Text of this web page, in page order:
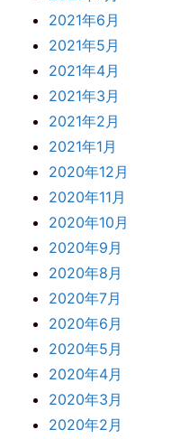
2021年6月
2021年5月
2021年4月
2021年3月
2021年2月
2021年1月
2020年12月
2020年11月
2020年10月
2020年9月
2020年8月
2020年7月
2020年6月
2020年5月
2020年4月
2020年3月
2020年2月